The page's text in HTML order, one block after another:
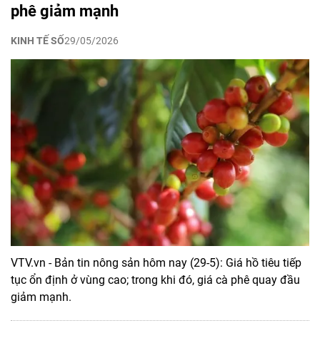
phê giảm mạnh
KINH TẾ SỐ29/05/2026
VTV.vn - Bản tin nông sản hôm nay (29-5): Giá hồ tiêu tiếp
tục ổn định ở vùng cao; trong khi đó, giá cà phê quay đầu
giảm mạnh.